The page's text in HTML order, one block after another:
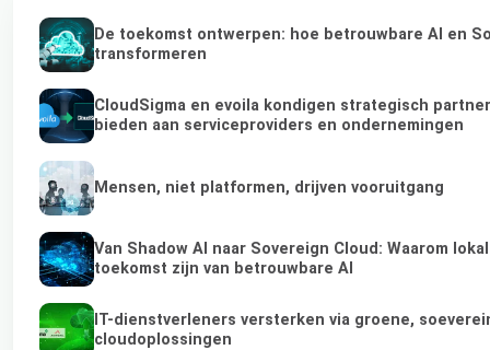
De toekomst ontwerpen: hoe betrouwbare AI en
transformeren
CloudSigma en evoila kondigen strategisch
bieden aan serviceproviders en ondernemingen
Mensen, niet platformen, drijven vooruitgang
Van Shadow AI naar Sovereign Cloud: Waarom
toekomst zijn van betrouwbare AI
IT-dienstverleners versterken via groene,
cloudoplossingen